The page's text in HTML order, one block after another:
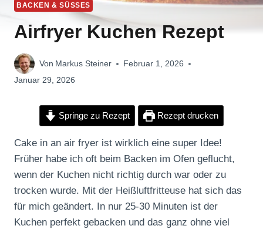
BACKEN & SÜSSES
Airfryer Kuchen Rezept
Von Markus Steiner
Februar 1, 2026
Januar 29, 2026
Springe zu Rezept Rezept drucken
Cake in an air fryer ist wirklich eine super Idee!
Früher habe ich oft beim Backen im Ofen geflucht,
wenn der Kuchen nicht richtig durch war oder zu
trocken wurde. Mit der Heißluftfritteuse hat sich das
für mich geändert. In nur 25-30 Minuten ist der
Kuchen perfekt gebacken und das ganz ohne viel